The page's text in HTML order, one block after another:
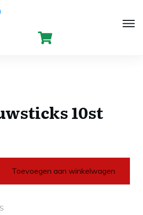
10st
Toevoegen aan winkelwagen